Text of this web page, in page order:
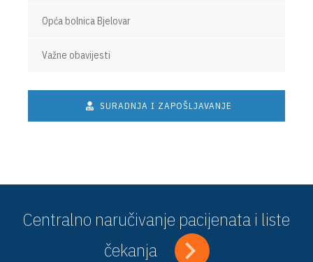
Opća bolnica Bjelovar
Važne obavijesti
SURADNJA I ZAPOŠLJAVANJE
Centralno naručivanje pacijenata i liste
čekanja